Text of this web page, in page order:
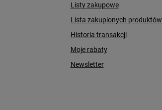
Listy zakupowe
Lista zakupionych produktów
Historia transakcji
Moje rabaty
Newsletter